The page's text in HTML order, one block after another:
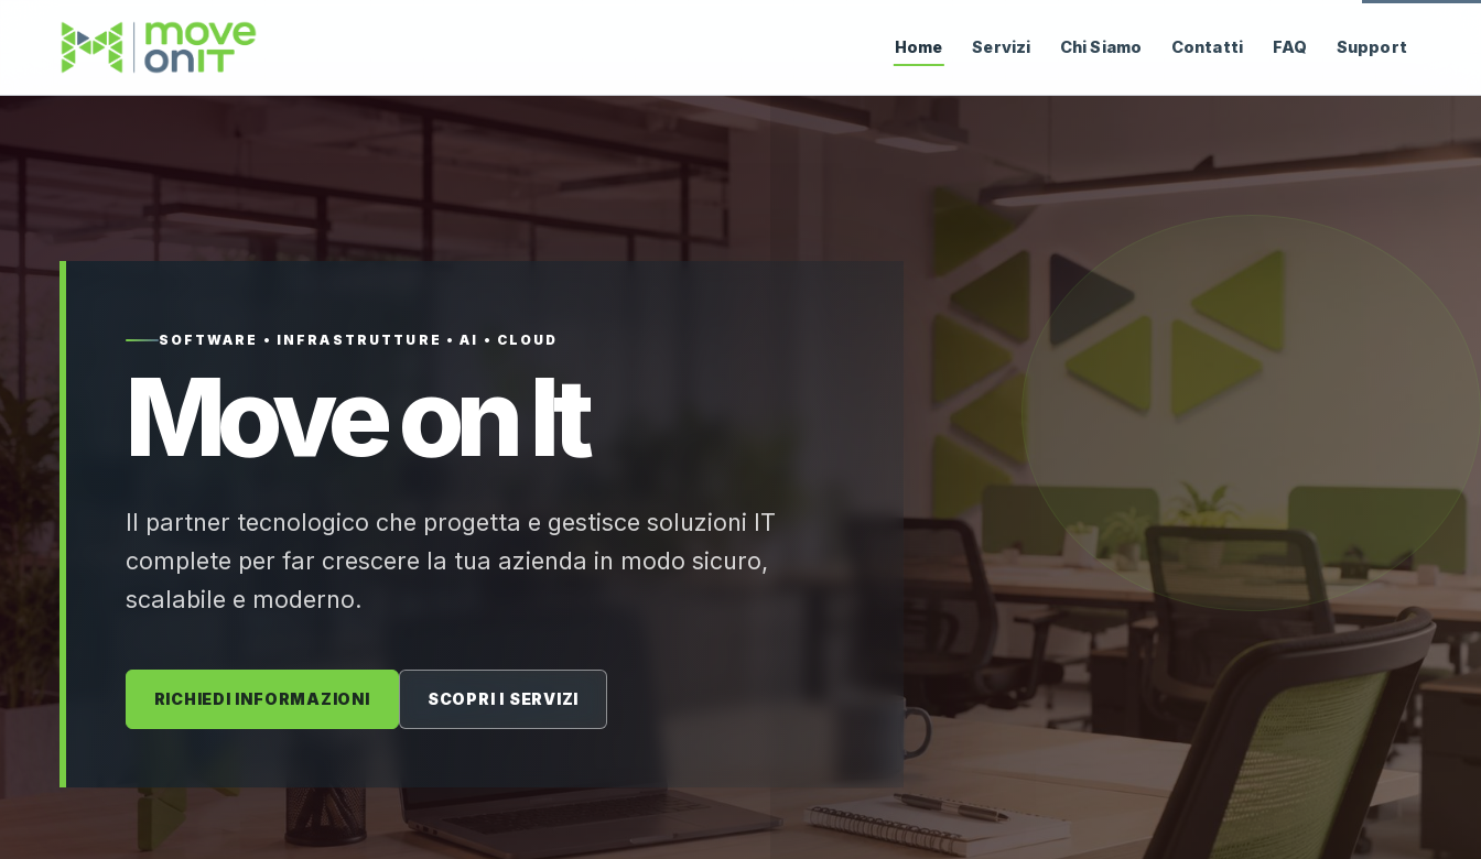
Home Servizi Chi Siamo Contatti FAQ Support
SOFTWARE • INFRASTRUTTURE • AI • CLOUD
Move on It
Il partner tecnologico che progetta e gestisce soluzioni IT
complete per far crescere la tua azienda in modo sicuro,
scalabile e moderno.
RICHIEDI INFORMAZIONI SCOPRI I SERVIZI